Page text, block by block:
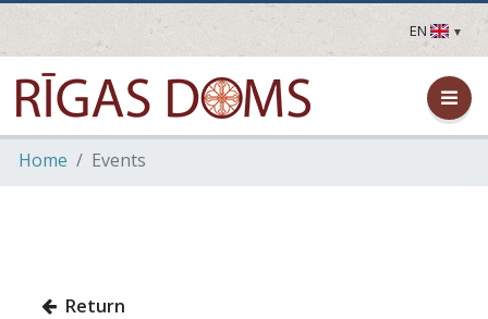
EN
LV
EN
DE
FR
Home Events
Return